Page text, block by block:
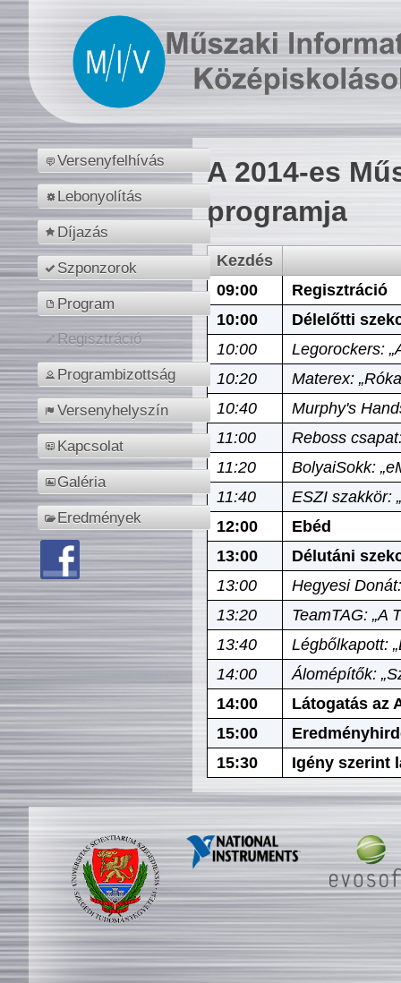
Versenyfelhívás
Lebonyolítás
Díjazás
Szponzorok
Program
Regisztráció
Programbizottság
Versenyhelyszín
Kapcsolat
Galéria
Eredmények
A 2014-es
programja
Kezdés
09:00
Regisztráció
10:00
Délelőtti
10:00
Legorockers:
10:20
Materex:
10:40
Murphy's
11:00
Reboss
11:20
BolyaiSokk:
11:40
ESZI szakkör:
12:00
Ebéd
13:00
Délutáni
13:00
Hegyesi
13:20
TeamTAG: „A
13:40
Légbőlkapott:
14:00
Álomépítők:
14:00
Látogatás az
15:00
15:30
Igény szerint